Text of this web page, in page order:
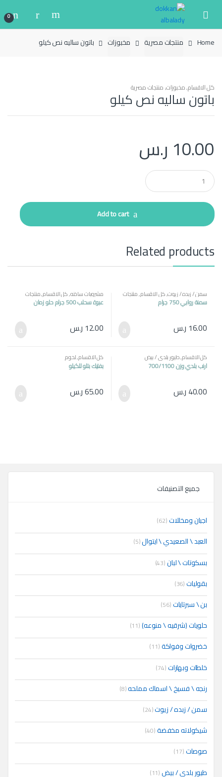
navigation
content
0
Home منتجات مصرية مخبوزات باتون ساليه نص كيلو
كل الاقسام,مخبوزات,منتجات مصرية
باتون ساليه نص كيلو
10.00 ر.س
Q
u
a
t
i
Add to cart
Related products
سمن / زبده / زيوت,كل الاقسام,منتجات
مصرية
سمنة روابي 750 جرام
16.00 ر.س
مشروبات ساخنه,كل الاقسام,منتجات
مصرية
عبوة سحلب 500 جرام حلو زمان
12.00 ر.س
كل الاقسام,طيور بلدي / بيض
ارنب بلدي وزن 700/1100
40.00 ر.س
كل الاقسام,لحوم
بفتيك بتلو للكيلو
65.00ر.س
جميع التصنيفات
اجبان ومخللات(62)
العبد \ الصعيدي \ ايتوال(5)
بسكوتات \ لبان(43)
بقوليات(36)
بن \ سبرتايات(56)
حلويات (شرقيه \ منوعه)(11)
خضروات وفواكة(11)
خلطات وبهارات(74)
رنجه \ فسيخ \ اسماك مملحه(8)
سمن / زبده / زيوت(24)
شيكولاته مخفضة(40)
صوصات(17)
طيور بلدي / بيض(11)